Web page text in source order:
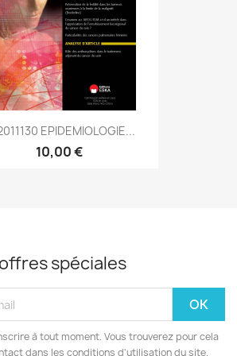
EPIDEMIOLOGIE...
10,00 €
spéciales
à tout moment. Vous trouverez pour cela
dans les conditions d'utilisation du site.